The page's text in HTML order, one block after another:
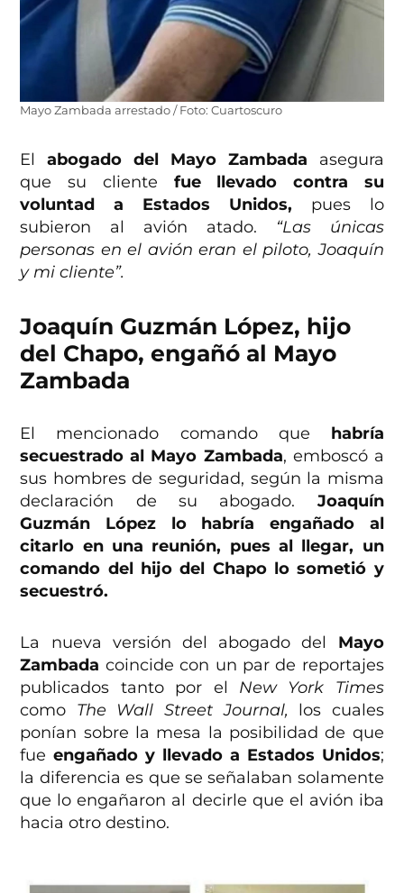
Mayo Zambada arrestado / Foto: Cuartoscuro
Elabogado del Mayo Zambada asegura
que su cliente fue llevado contra su
voluntad a Estados Unidos, pues lo
subieron al avión atado.
“Las únicas
personas en el avión eran el piloto, Joaquín
y mi cliente”.
Joaquín Guzmán López, hijo
del Chapo, engañó al Mayo
Zambada
El mencionado comando que habría
secuestrado al Mayo Zambada, emboscó a
sus hombres de seguridad, según la misma
declaración de su abogado. Joaquín
Guzmán López lo habría engañado al
citarlo en una reunión, pues al llegar, un
comando del hijo del Chapo lo sometió y
secuestró.
La nueva versión del abogado del Mayo
Zambada coincide con un par de reportajes
publicados tanto por el New York Times
como The Wall Street Journal, los cuales
ponían sobre la mesa la posibilidad de que
fue engañado y llevado a Estados Unidos;
la diferencia es que se señalaban solamente
que lo engañaron al decirle que el avión iba
hacia otro destino.